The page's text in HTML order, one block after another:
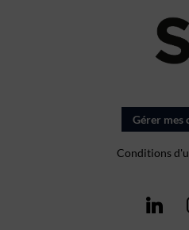
Gérer mes
Conditions